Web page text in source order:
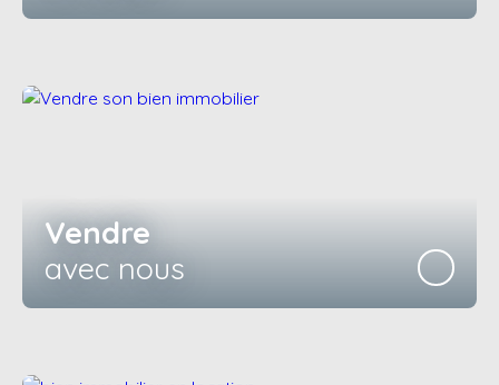
Vendre
avec nous